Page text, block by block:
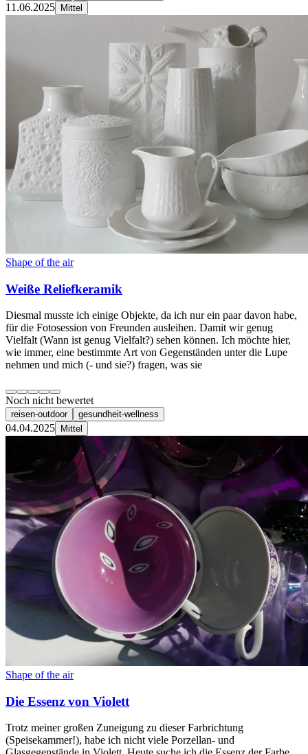
11.06.2025 Mittel
Shape of the air
Weiße Reliefkeramik
Diesmal musste ich einige Objekte, da ich nur ein paar davon habe,
für die Fotosession von Freunden ausleihen. Damit wir genug
Vielfalt (Wann ist genug Vielfalt?) sehen können. Ich möchte hier,
wie immer, eine bestimmte Art von Gegenständen unter die Lupe
nehmen und mich (- und sie?) fragen, was sie
Noch nicht bewertet
reisen-outdoor gesundheit-wellness
04.04.2025 Mittel
Shape of the air
Die Essenz von Violett
Trotz meiner großen Zuneigung zu dieser Farbrichtung
(Speisekammer!), habe ich nicht viele Porzellan- und